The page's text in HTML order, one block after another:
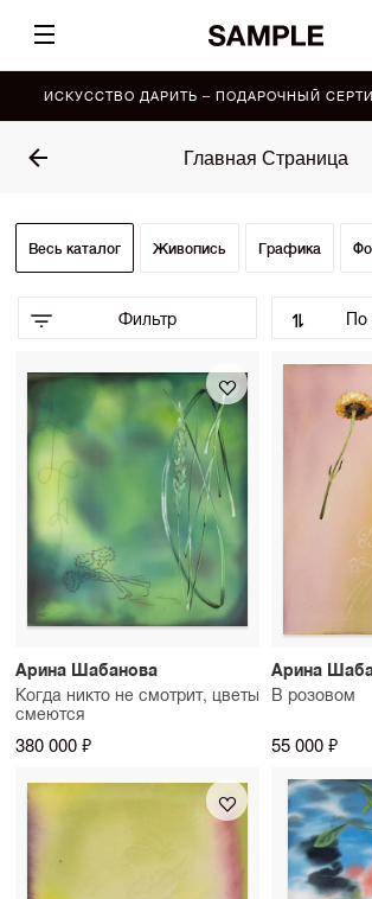
ИСКУССТВО ДАРИТЬ – ПОДАРОЧНЫЙ
Главная Страница
Весь каталог Живопись Графика
Фильтр По
По умолчанию
По
По
Сначала
Арина Шабанова
Когда никто не смотрит, цветы
смеются
380 000 ₽
Арина
В розовом
55 000 ₽